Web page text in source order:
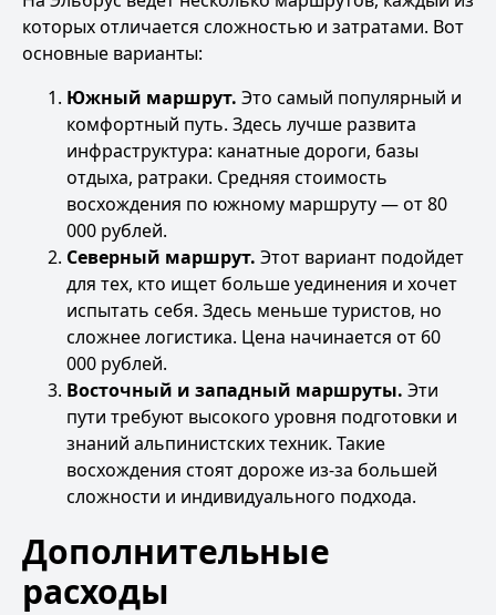
которых отличается сложностью и затратами. Вот
основные варианты:
Южный маршрут. Это самый популярный и
комфортный путь. Здесь лучше развита
инфраструктура: канатные дороги, базы
отдыха, ратраки. Средняя стоимость
восхождения по южному маршруту — от 80
000 рублей.
Северный маршрут. Этот вариант подойдет
для тех, кто ищет больше уединения и хочет
испытать себя. Здесь меньше туристов, но
сложнее логистика. Цена начинается от 60
000 рублей.
Восточный и западный маршруты. Эти
пути требуют высокого уровня подготовки и
знаний альпинистских техник. Такие
восхождения стоят дороже из-за большей
сложности и индивидуального подхода.
Дополнительные
расходы